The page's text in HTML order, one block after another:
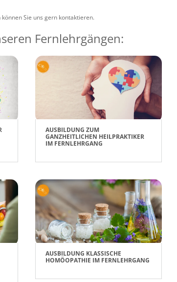
Sie uns gern kontaktieren.
Fernlehrgängen:
AUSBILDUNG ZUM
GANZHEITLICHEN HEILPRAKTIKER
IM FERNLEHRGANG
AUSBILDUNG KLASSISCHE
HOMÖOPATHIE IM FERNLEHRGANG